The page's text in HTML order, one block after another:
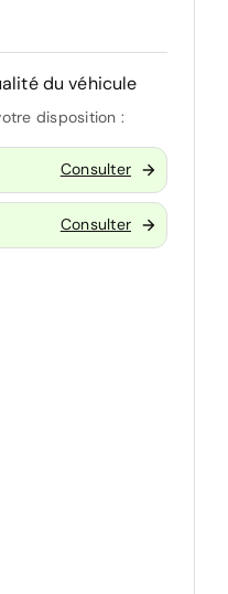
du véhicule
disposition :
Consulter
Consulter